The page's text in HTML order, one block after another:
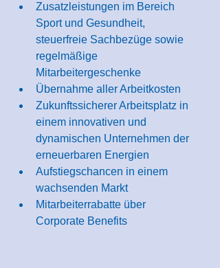
Zusatzleistungen im Bereich
Sport und Gesundheit,
steuerfreie Sachbezüge sowie
regelmäßige
Mitarbeitergeschenke
Übernahme aller Arbeitkosten
Zukunftssicherer Arbeitsplatz in
einem innovativen und
dynamischen Unternehmen der
erneuerbaren Energien
Aufstiegschancen in einem
wachsenden Markt
Mitarbeiterrabatte über
Corporate Benefits